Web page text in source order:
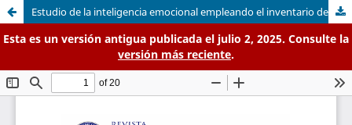
Estudio de la inteligencia emocional empleando el inventario de coeficiente intelectual Bar-on en estudiantes de la Facultad de Filosofía
Esta es un versión antigua publicada el julio 2, 2025. Consulte la
versión más reciente.